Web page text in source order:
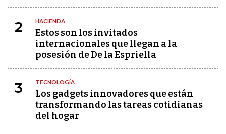
2 HACIENDA
Estos son los invitados
internacionales que llegan a la
posesión de De la Espriella
3 TECNOLOGÍA
Los gadgets innovadores que están
transformando las tareas cotidianas
del hogar